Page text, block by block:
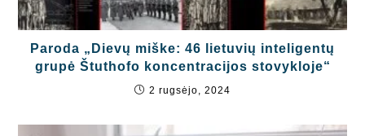
Paroda „Dievų miške: 46 lietuvių inteligentų
grupė Štuthofo koncentracijos stovykloje“
2 rugsėjo, 2024